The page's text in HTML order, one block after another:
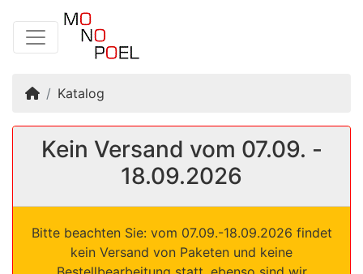
Startseite
Katalog
Kein Versand vom 07.09. -
18.09.2026
Bitte beachten Sie: vom 07.09.-18.09.2026 findet
kein Versand von Paketen und keine